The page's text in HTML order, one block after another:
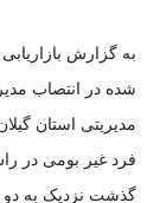
به گزارش
شده در انتصاب
مدیریتی استان
فرد غیر بومی در
گذشت نزدیک به دو